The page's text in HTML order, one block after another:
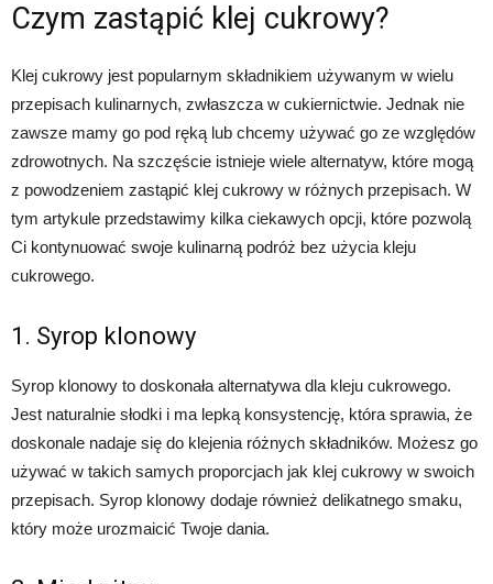
Czym zastąpić klej cukrowy?
Klej cukrowy jest popularnym składnikiem używanym w wielu
przepisach kulinarnych, zwłaszcza w cukiernictwie. Jednak nie
zawsze mamy go pod ręką lub chcemy używać go ze względów
zdrowotnych. Na szczęście istnieje wiele alternatyw, które mogą
z powodzeniem zastąpić klej cukrowy w różnych przepisach. W
tym artykule przedstawimy kilka ciekawych opcji, które pozwolą
Ci kontynuować swoje kulinarną podróż bez użycia kleju
cukrowego.
1. Syrop klonowy
Syrop klonowy to doskonała alternatywa dla kleju cukrowego.
Jest naturalnie słodki i ma lepką konsystencję, która sprawia, że
doskonale nadaje się do klejenia różnych składników. Możesz go
używać w takich samych proporcjach jak klej cukrowy w swoich
przepisach. Syrop klonowy dodaje również delikatnego smaku,
który może urozmaicić Twoje dania.